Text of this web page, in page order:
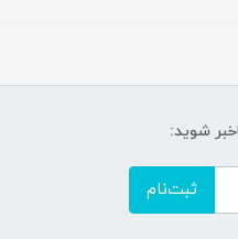
شوید:
ثبت‌نام